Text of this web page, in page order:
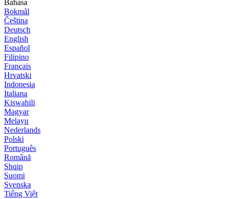
Bahasa
Bokmål
Čeština
Deutsch
English
Español
Filipino
Français
Hrvatski
Indonesia
Italiana
Kiswahili
Magyar
Melayu
Nederlands
Polski
Português
Română
Shqip
Suomi
Svenska
Tiếng Việt